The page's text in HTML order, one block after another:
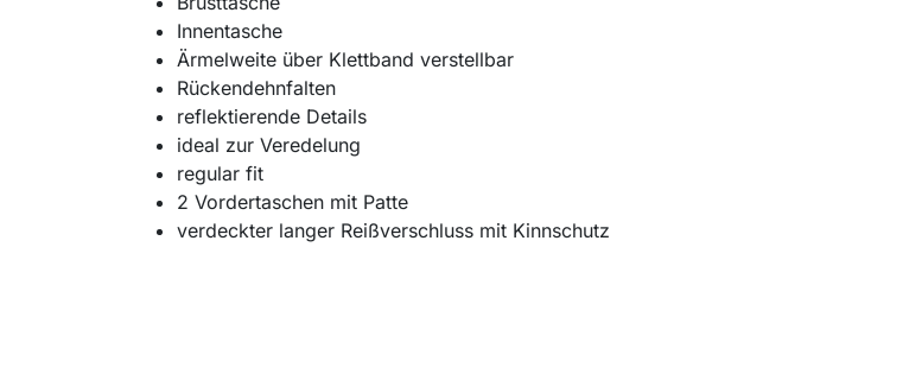
Innentasche
Ärmelweite über Klettband verstellbar
Rückendehnfalten
reflektierende Details
ideal zur Veredelung
regular fit
2 Vordertaschen mit Patte
verdeckter langer Reißverschluss mit Kinnschutz